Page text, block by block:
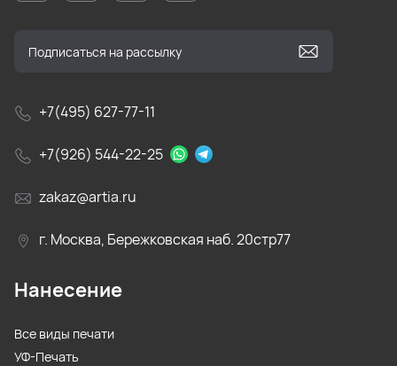
+7(495) 627-77-11
+7(926) 544-22-25
zakaz@artia.ru
г. Москва, Бережковская наб. 20стр77
Нанесение
Все виды печати
УФ-Печать